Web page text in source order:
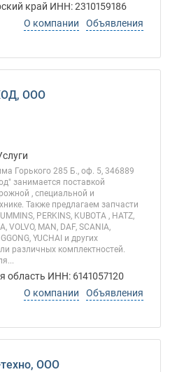
край ИНН: 2310159186
О компании
Объявления
ООО
Горького 285 Б., оф. 5, 346889
занимается поставкой
, специальной и
Также предлагаем запчасти
PERKINS, KUBOTA , HATZ,
VOLVO, MAN, DAF, SCANIA,
YUCHAI и других
различных комплектностей.
область ИНН: 6141057120
О компании
Объявления
ООО